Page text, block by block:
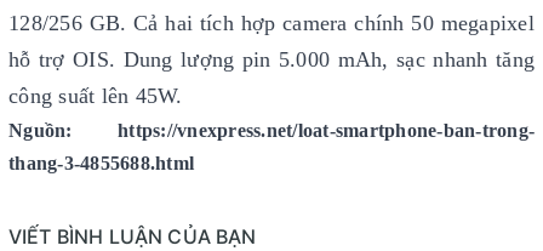
128/256 GB. Cả hai tích hợp camera chính 50 megapixel
hỗ trợ OIS. Dung lượng pin 5.000 mAh, sạc nhanh tăng
công suất lên 45W.
Nguồn: https://vnexpress.net/loat-smartphone-ban-trong-
thang-3-4855688.html
VIẾT BÌNH LUẬN CỦA BẠN